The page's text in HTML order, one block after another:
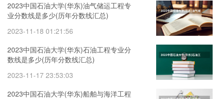
2023中国石油大学(华东)油气储运工程专
业分数线是多少(历年分数线汇总)
2023-11-18 01:21:56
2023中国石油大学(华东)石油工程专业分
数线是多少(历年分数线汇总)
2023-11-17 23:53:03
2023中国石油大学(华东)船舶与海洋工程